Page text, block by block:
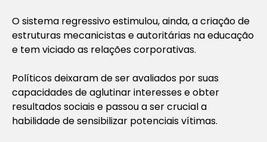
O sistema regressivo estimulou, ainda, a criação de
estruturas mecanicistas e autoritárias na educação
e tem viciado as relações corporativas.
Políticos deixaram de ser avaliados por suas
capacidades de aglutinar interesses e obter
resultados sociais e passou a ser crucial a
habilidade de sensibilizar potenciais vítimas.